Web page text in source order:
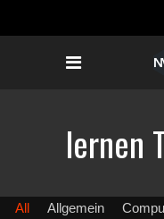
lernen
All Allgemein